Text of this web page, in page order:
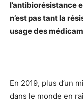
l’antibiorésistance
n’est pas tant la
usage des
En 2019, plus d’un
dans le monde en